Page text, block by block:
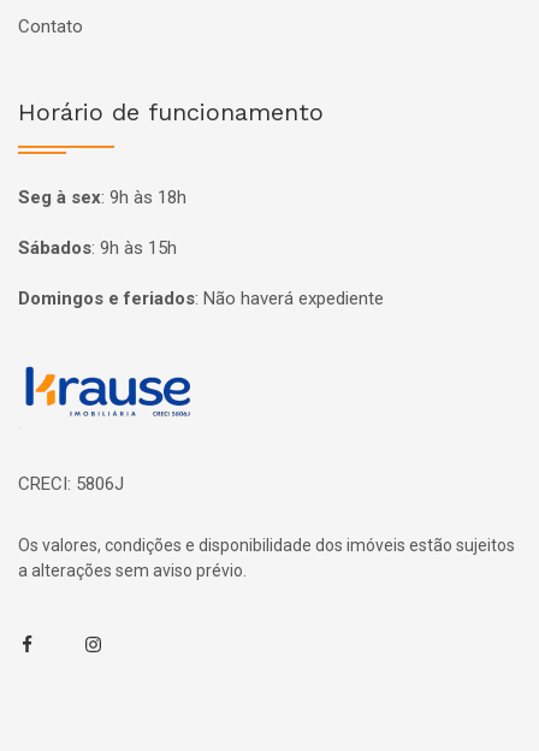
Contato
Horário de funcionamento
Seg à sex: 9h às 18h
Sábados: 9h às 15h
Domingos e feriados: Não haverá expediente
Página inicial
CRECI: 5806J
Os valores, condições e disponibilidade dos imóveis estão sujeitos
a alterações sem aviso prévio.
FacebookInstagram